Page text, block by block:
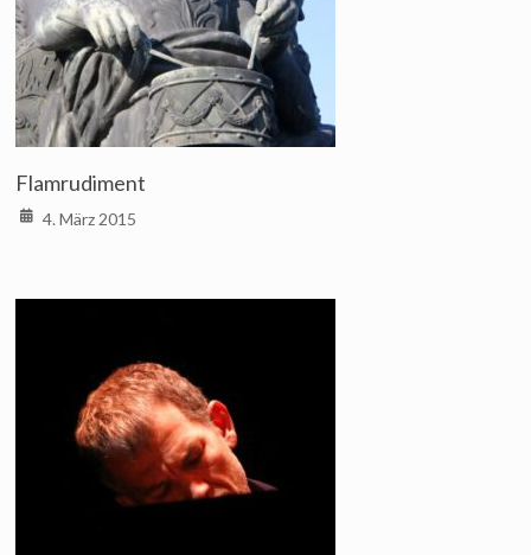
Flamrudiment
4. März 2015